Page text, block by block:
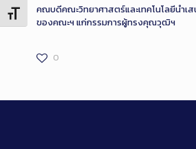
Toggle Font size
คณบดีคณะวิทยาศาสตร์และเทคโนโลยีนำเ
ของคณะฯ แก่กรรมการผู้ทรงคุณวุฒิฯ
0